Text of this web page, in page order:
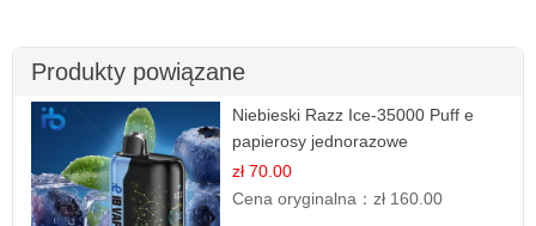
Produkty powiązane
Niebieski Razz Ice-35000 Puff e
papierosy jednorazowe
zł 70.00
Cena oryginalna：zł 160.00